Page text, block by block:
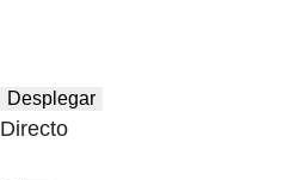
Desplegar
Directo